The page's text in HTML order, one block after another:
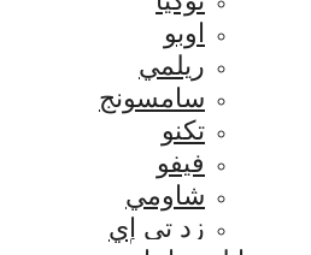
اوبو
ريلمي
سامسونج
تكنو
فيفو
شاومي
زد تي إي